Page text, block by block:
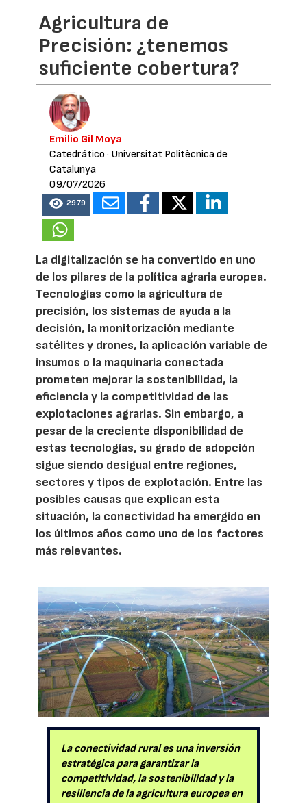
Agricultura de
Precisión: ¿tenemos
suficiente cobertura?
Emilio Gil Moya
Catedrático · Universitat Politècnica de
Catalunya
09/07/2026
2979
La digitalización se ha convertido en uno
de los pilares de la política agraria europea.
Tecnologías como la agricultura de
precisión, los sistemas de ayuda a la
decisión, la monitorización mediante
satélites y drones, la aplicación variable de
insumos o la maquinaria conectada
prometen mejorar la sostenibilidad, la
eficiencia y la competitividad de las
explotaciones agrarias. Sin embargo, a
pesar de la creciente disponibilidad de
estas tecnologías, su grado de adopción
sigue siendo desigual entre regiones,
sectores y tipos de explotación. Entre las
posibles causas que explican esta
situación, la conectividad ha emergido en
los últimos años como uno de los factores
más relevantes.
La conectividad rural es una inversión
estratégica para garantizar la
competitividad, la sostenibilidad y la
resiliencia de la agricultura europea en